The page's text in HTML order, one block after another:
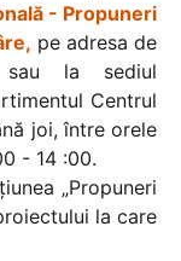
- Propuneri
pe adresa de
la sediul
Centrul
joi, între orele
- 14 :00.
„Propuneri
la care